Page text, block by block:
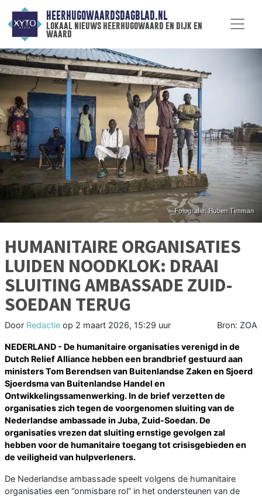
HEERHUGOWAARDSDAGBLAD.NL
lokaal nieuws heerhugowaard en dijk en
waard
HUMANITAIRE ORGANISATIES
LUIDEN NOODKLOK: DRAAI
SLUITING AMBASSADE ZUID-
SOEDAN TERUG
Door Redactie op 2 maart 2026, 15:29 uur Bron: ZOA
NEDERLAND - De humanitaire organisaties verenigd in de
Dutch Relief Alliance hebben een brandbrief gestuurd aan
ministers Tom Berendsen van Buitenlandse Zaken en Sjoerd
Sjoerdsma van Buitenlandse Handel en
Ontwikkelingssamenwerking. In de brief verzetten de
organisaties zich tegen de voorgenomen sluiting van de
Nederlandse ambassade in Juba, Zuid-Soedan. De
organisaties vrezen dat sluiting ernstige gevolgen zal
hebben voor de humanitaire toegang tot crisisgebieden en
de veiligheid van hulpverleners.
De Nederlandse ambassade speelt volgens de humanitaire
organisaties een “onmisbare rol” in het ondersteunen van de